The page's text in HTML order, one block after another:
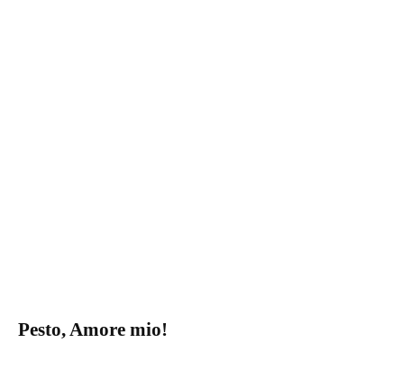
Pesto, Amore mio!